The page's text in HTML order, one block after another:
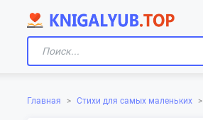
Главная > Стихи для самых маленьких >